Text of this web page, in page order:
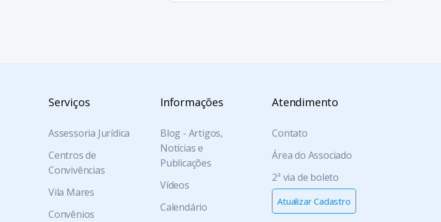
Serviços
Assessoria Jurídica
Centros de
Convivências
Vila Mares
Convênios
Informações
Blog - Artigos,
Notícias e
Publicações
Vídeos
Calendário
Atendimento
Contato
Área do Associado
2ª via de boleto
Atualizar Cadastro